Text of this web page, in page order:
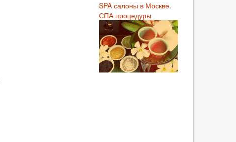
SPA салоны в Москве.
СПА процедуры